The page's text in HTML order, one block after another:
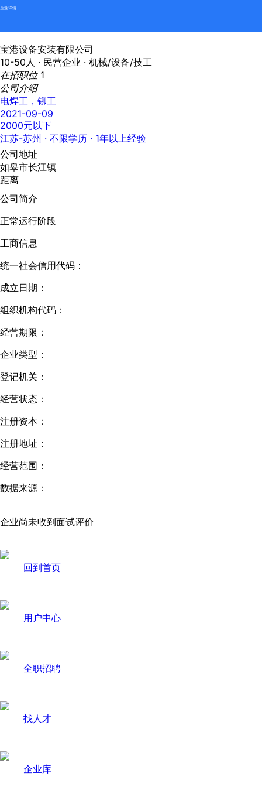
企业详情
宝港设备安装有限公司
10-50人 · 民营企业 · 机械/设备/技工
在招职位 1
公司介绍
电焊工，铆工
2021-09-09
2000元以下
江苏-苏州 · 不限学历 · 1年以上经验
公司地址
如皋市长江镇
距离
公司简介
正常运行阶段
工商信息
统一社会信用代码：
成立日期：
组织机构代码：
经营期限：
企业类型：
登记机关：
经营状态：
注册资本：
注册地址：
经营范围：
数据来源：
企业尚未收到面试评价
回到首页
用户中心
全职招聘
找人才
企业库